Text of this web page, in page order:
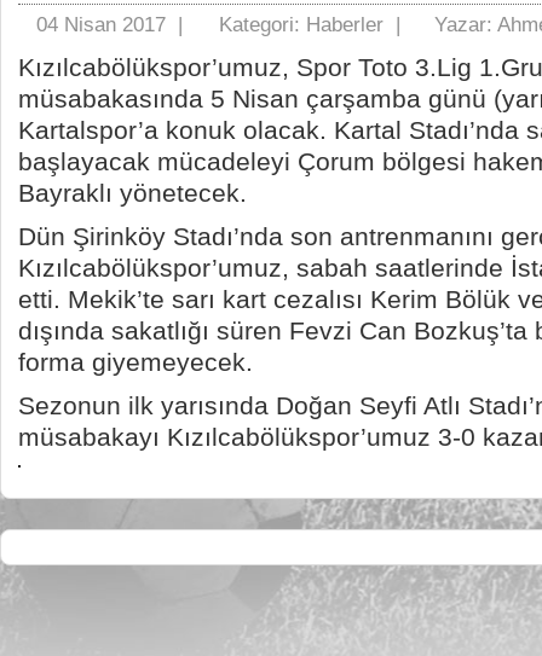
04 Nisan 2017 | Kategori: Haberler | Yazar:
Kızılcabölükspor’umuz, Spor Toto 3.Lig
müsabakasında 5 Nisan çarşamba günü
Kartalspor’a konuk olacak. Kartal Stadı’nda
başlayacak mücadeleyi Çorum bölgesi
Bayraklı yönetecek.
Dün Şirinköy Stadı’nda son antrenmanını
Kızılcabölükspor’umuz, sabah saatlerinde
etti. Mekik’te sarı kart cezalısı Kerim Bölük
dışında sakatlığı süren Fevzi Can
forma giyemeyecek.
Sezonun ilk yarısında Doğan Seyfi Atlı
müsabakayı Kızılcabölükspor’umuz 3-0